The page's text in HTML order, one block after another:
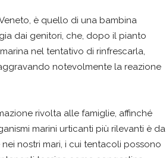
è quello di una bambina
dai genitori, che, dopo il pianto
nel tentativo di rinfrescarla,
notevolmente la reazione
rivolta alle famiglie, affinché
marini urticanti più rilevanti è da
nostri mari, i cui tentacoli possono